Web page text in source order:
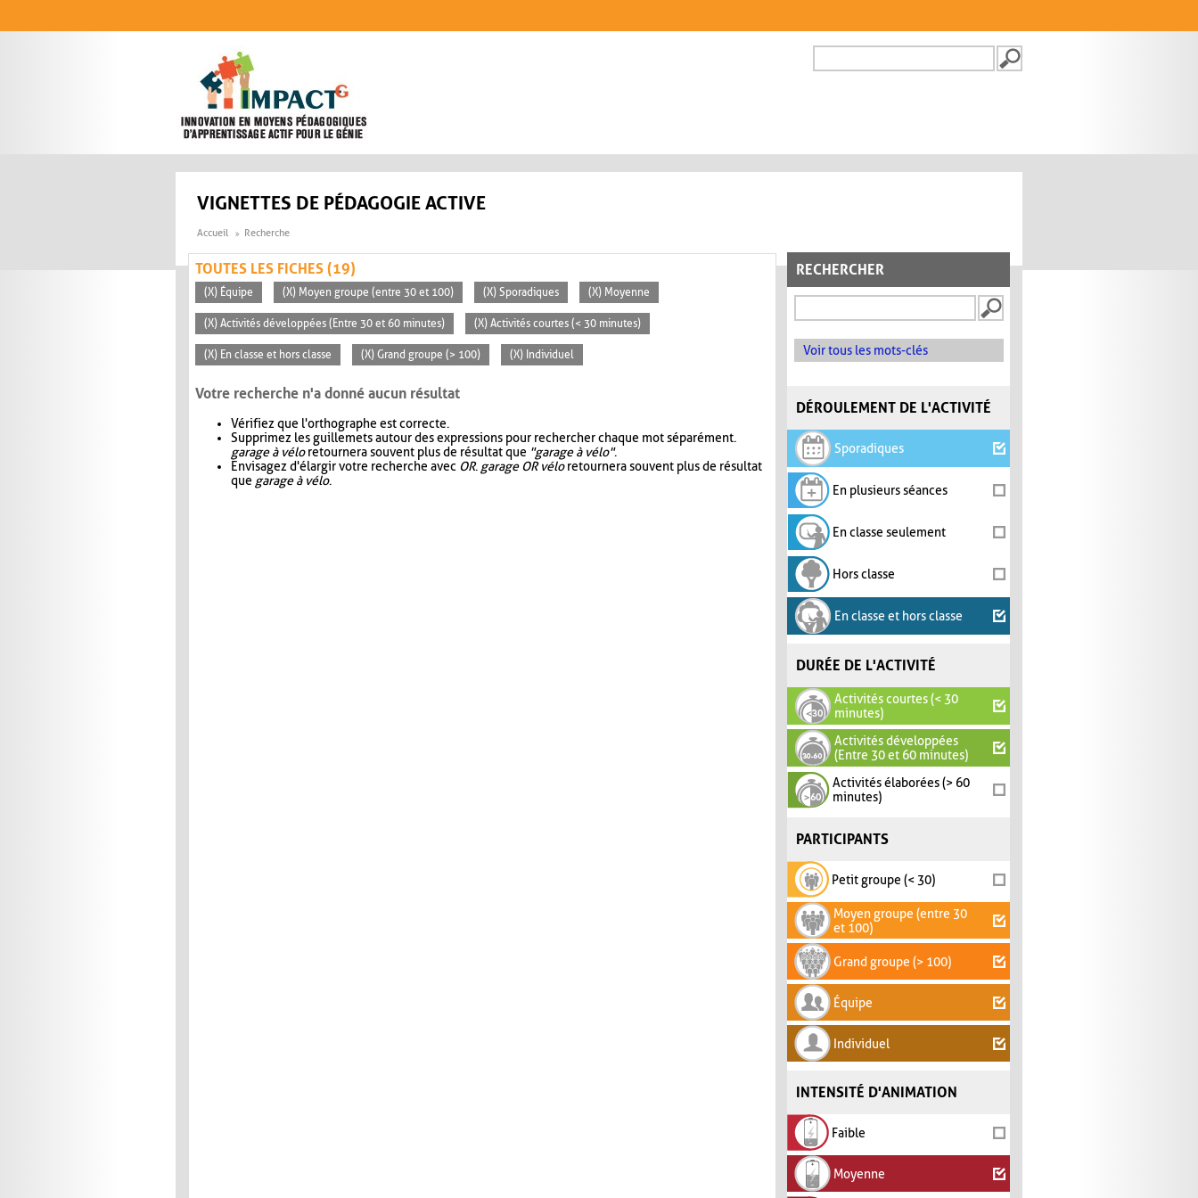
FORMULAIRE DE
VIGNETTES DE PÉDAGOGIE ACTIVE
Accueil Recherche
RECHERCHER
Voir tous les mots-clés
DÉROULEMENT DE L'ACTIVITÉ
Sporadiques
En plusieurs séances
En classe seulement
Hors classe
En classe et hors classe
DURÉE DE L'ACTIVITÉ
Activités courtes (< 30
minutes)
Activités développées
(Entre 30 et 60 minutes)
Activités élaborées (> 60
minutes)
PARTICIPANTS
Petit groupe (< 30)
Moyen groupe (entre 30
et 100)
Grand groupe (> 100)
Équipe
Individuel
INTENSITÉ D'ANIMATION
Faible
Moyenne
TOUTES LES FICHES (19)
(X) Équipe (X) Moyen groupe (entre 30 et 100) (X) Sporadiques (X) Moyenne
(X) Activités développées (Entre 30 et 60 minutes) (X) Activités courtes (< 30 minutes)
(X) En classe et hors classe (X) Grand groupe (> 100) (X) Individuel
Votre recherche n'a donné aucun résultat
Vérifiez que l'orthographe est correcte.
Supprimez les guillemets autour des expressions pour rechercher chaque mot séparément.
garage à véloretournera souvent plus de résultat que "garage à vélo".
Envisagez d'élargir votre recherche avec OR. garage OR véloretournera souvent plus de résultat
que garage à vélo.